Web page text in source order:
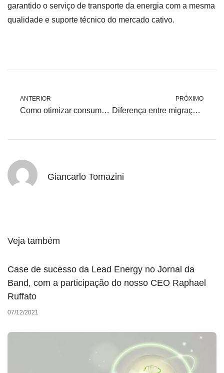
garantido o serviço de transporte da energia com a mesma
qualidade e suporte técnico do mercado cativo.
ANTERIOR
Como otimizar consumo em operações 24h no mercado livre
PRÓXIMO
Diferença entre migração via varejista e como consumidor direto
Giancarlo Tomazini
Veja também
Case de sucesso da Lead Energy no Jornal da
Band, com a participação do nosso CEO Raphael
Ruffato
07/12/2021